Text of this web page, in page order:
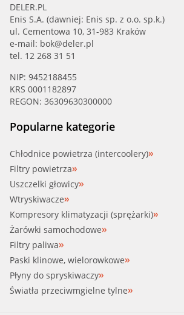
DELER.PL
Enis S.A. (dawniej: Enis sp. z o.o. sp.k.)
ul. Cementowa 10, 31-983 Kraków
e-mail: bok@deler.pl
tel. 12 268 31 51
NIP: 9452188455
KRS 0001182897
REGON: 36309630300000
Popularne kategorie
Chłodnice powietrza (intercoolery)
Filtry powietrza
Uszczelki głowicy
Wtryskiwacze
Kompresory klimatyzacji (sprężarki)
Żarówki samochodowe
Filtry paliwa
Paski klinowe, wielorowkowe
Płyny do spryskiwaczy
Światła przeciwmgielne tylne